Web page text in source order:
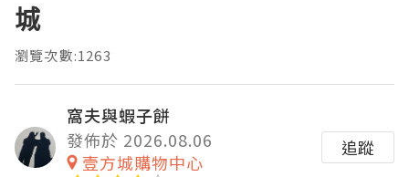
城
瀏覽次數:1263
窩夫與蝦子餅
發佈於 2026.08.06
壹方城購物中心
追蹤